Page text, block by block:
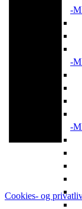
Cookies- og